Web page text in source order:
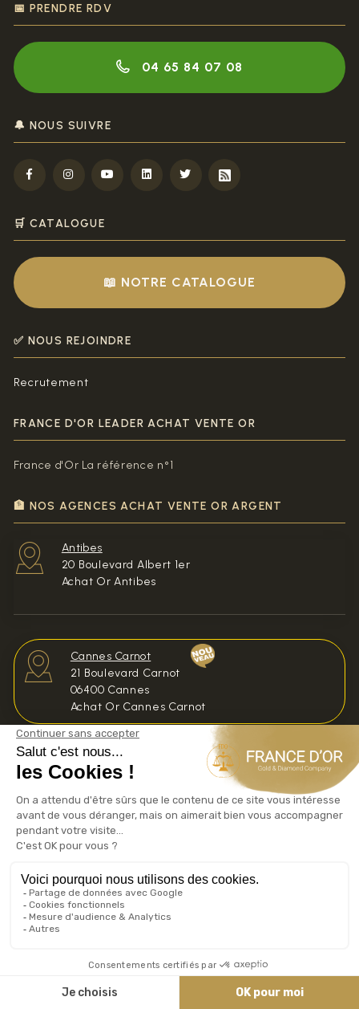
🏦 NOS AGENCES ACHAT VENTE OR ARGENT
Antibes
20 Boulevard Albert 1er
Achat Or Antibes
Cannes Carnot
21 Boulevard Carnot
06400 Cannes
Achat Or Cannes Carnot
Grasse
31 Bd du Jeu de Ballon
38 Rue de France
Achat Or Nice
Vence
Achat Or Vence
📅 PRENDRE RDV
04 65 84 07 08
🔔 NOUS SUIVRE
🛒 CATALOGUE
📖 NOTRE CATALOGUE
✅ NOUS REJOINDRE
Recrutement
FRANCE D'OR LEADER ACHAT VENTE OR
France d'Or La référence n°1